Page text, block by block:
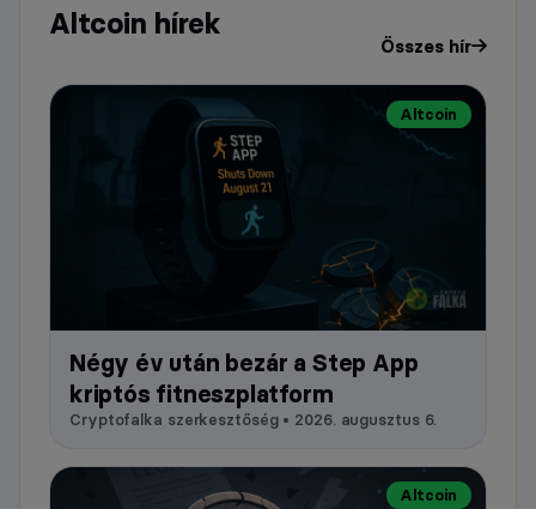
Altcoin hírek
Összes hír
Altcoin
Négy év után bezár a Step App
kriptós fitneszplatform
Cryptofalka szerkesztőség • 2026. augusztus 6.
Altcoin